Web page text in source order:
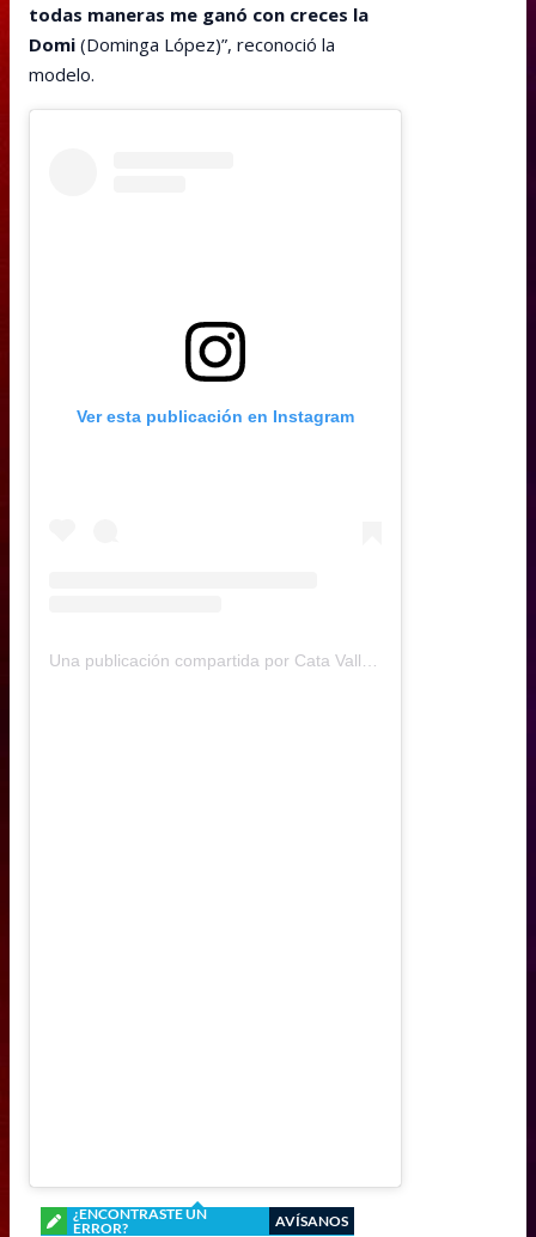
todas maneras me ganó con creces la
Domi (Dominga López)”, reconoció la
modelo.
Ver esta publicación en Instagram
Una publicación compartida por Cata Vallejos (@catavallejos)
¿ENCONTRASTE UN
ERROR?
AVÍSANOS